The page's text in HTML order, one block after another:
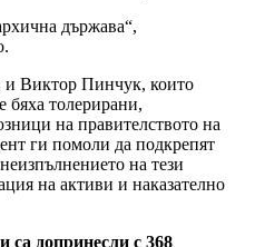
държава“,
и Виктор Пинчук, които
бяха толерирани,
на правителството на
ги помоли да подкрепят
на тези
на активи и наказателно
са допринесли с 368